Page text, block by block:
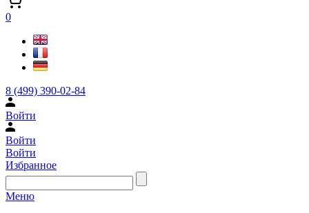
0
8 (499) 390-02-84
Войти
Войти
Войти
Избранное
Меню